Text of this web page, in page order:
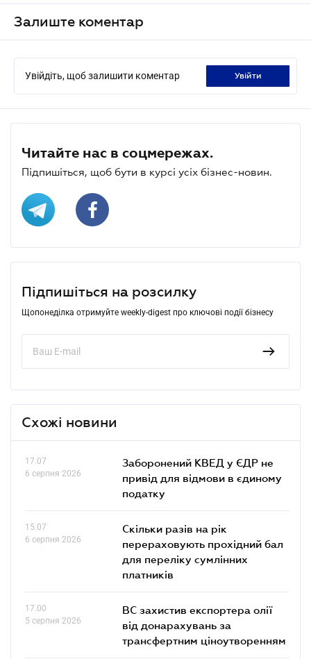
Залиште коментар
Увійдіть, щоб залишити коментар увійти
Читайте нас в соцмережах.
Підпишіться, щоб бути в курсі усіх бізнес-новин.
Підпишіться на розсилку
Щопонеділка отримуйте weekly-digest про ключові події бізнесу
Схожі новини
17.07
6 серпня 2026
Заборонений КВЕД у ЄДР не
привід для відмови в єдиному
податку
15.07
6 серпня 2026
Скільки разів на рік
перераховують прохідний бал
для переліку сумлінних
платників
17.00
5 серпня 2026
ВС захистив експортера олії
від донарахувань за
трансфертним ціноутворенням